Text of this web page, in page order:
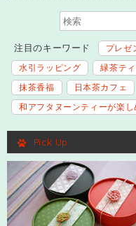
注目のキーワード
プレゼ
水引ラッピング
緑茶テ
抹茶香福
日本茶カフェ
和アフタヌーンティーが楽
Pick Up